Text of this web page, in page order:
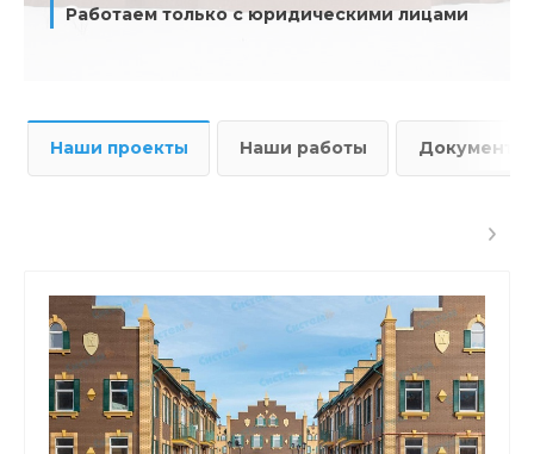
Работаем только с юридическими лицами
Наши проекты Наши работы Документы